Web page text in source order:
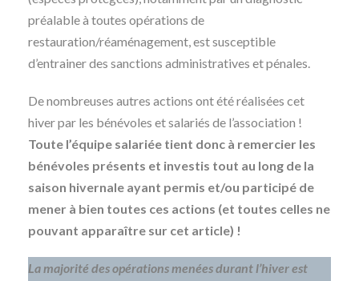
préalable à toutes opérations de
restauration/réaménagement, est susceptible
d’entrainer des sanctions administratives et pénales.
De nombreuses autres actions ont été réalisées cet
hiver par les bénévoles et salariés de l’association !
Toute l’équipe salariée tient donc à remercier les
bénévoles présents et investis tout au long de la
saison hivernale ayant permis et/ou participé de
mener à bien toutes ces actions (et toutes celles ne
pouvant apparaître sur cet article) !
La majorité des opérations menées durant l’hiver est